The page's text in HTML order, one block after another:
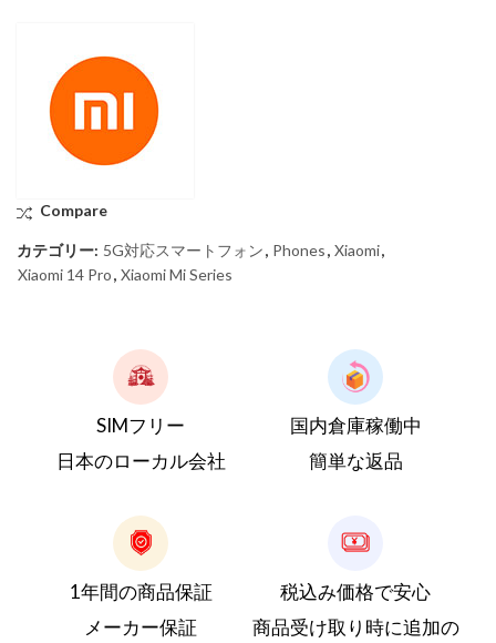
Compare
カテゴリー: 5G対応スマートフォン, Phones, Xiaomi,
Xiaomi 14 Pro, Xiaomi Mi Series
SIMフリー
日本のローカル会社
国内倉庫稼働中
簡単な返品
1年間の商品保証
メーカー保証
税込み価格で安心
商品受け取り時に追加の